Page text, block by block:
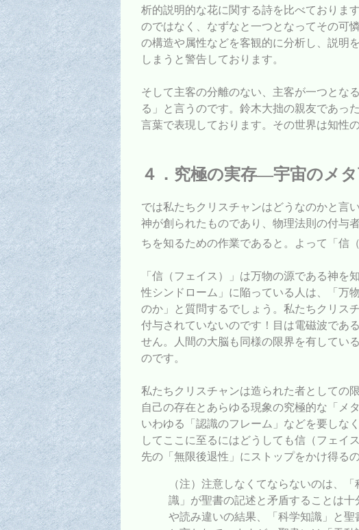
析的説明的な花に関する詩を比べておりま
のではなく、なずなと一つとなってその可
の構造や属性などを客観的に分析し、説明
しまうと警告しております。
そして主客の分離のない、主客が一つとな
る」と言うのです。鈴木大拙の親友であっ
言葉で表現しております。その世界は知性
４．究極の実存―宇宙のメ
では私たちクリスチャンはどうなのかと言
神が創られたものであり、物理法則の付与
ちを知るための作業であると。よって「信
「信（フェイス）」は万物の源である神
性シンドローム」に陥っている人は、「万
のか」と質問するでしょう。私たちクリス
付与されていないのです！目は電磁波であ
せん。人間の大脳も同様の限界を有してい
のです。
私たちクリスチャンは造られた者としての
自己の存在とあらゆる現象の究極的な「メ
いわゆる「認識のフレーム」などを要しな
してここに至るにはどうしても信（フェイ
先の「無限後退性」にストップをかけ得るの
（注）注意しなくてならないのは、
識」が聖書の記述と矛盾することは
や読み違いの結果、「科学知識」と